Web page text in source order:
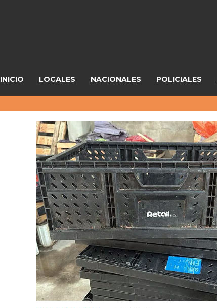
INICIO LOCALES NACIONALES POLICIALES